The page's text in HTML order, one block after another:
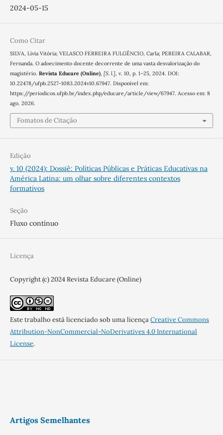
2024-05-15
Como Citar
SILVA, Lívia Vitória; VELASCO FERREIRA FULGÊNCIO, Carla; PEREIRA CALABAR,
Fernanda. O adoecimento docente decorrente de uma vasta desvalorização do
magistério. Revista Educare (Online), [S. l.], v. 10, p. 1–25, 2024. DOI:
10.22478/ufpb.2527-1083.2024v10.67947. Disponível em:
https://periodicos.ufpb.br/index.php/educare/article/view/67947. Acesso em: 8
ago. 2026.
Fomatos de Citação
Edição
v. 10 (2024): Dossiê: Políticas Públicas e Práticas Educativas na
América Latina: um olhar sobre diferentes contextos
formativos
Seção
Fluxo contínuo
Licença
Copyright (c) 2024 Revista Educare (Online)
Este trabalho está licenciado sob uma licençaCreative Commons
Attribution-NonCommercial-NoDerivatives 4.0 International
License.
Artigos Semelhantes